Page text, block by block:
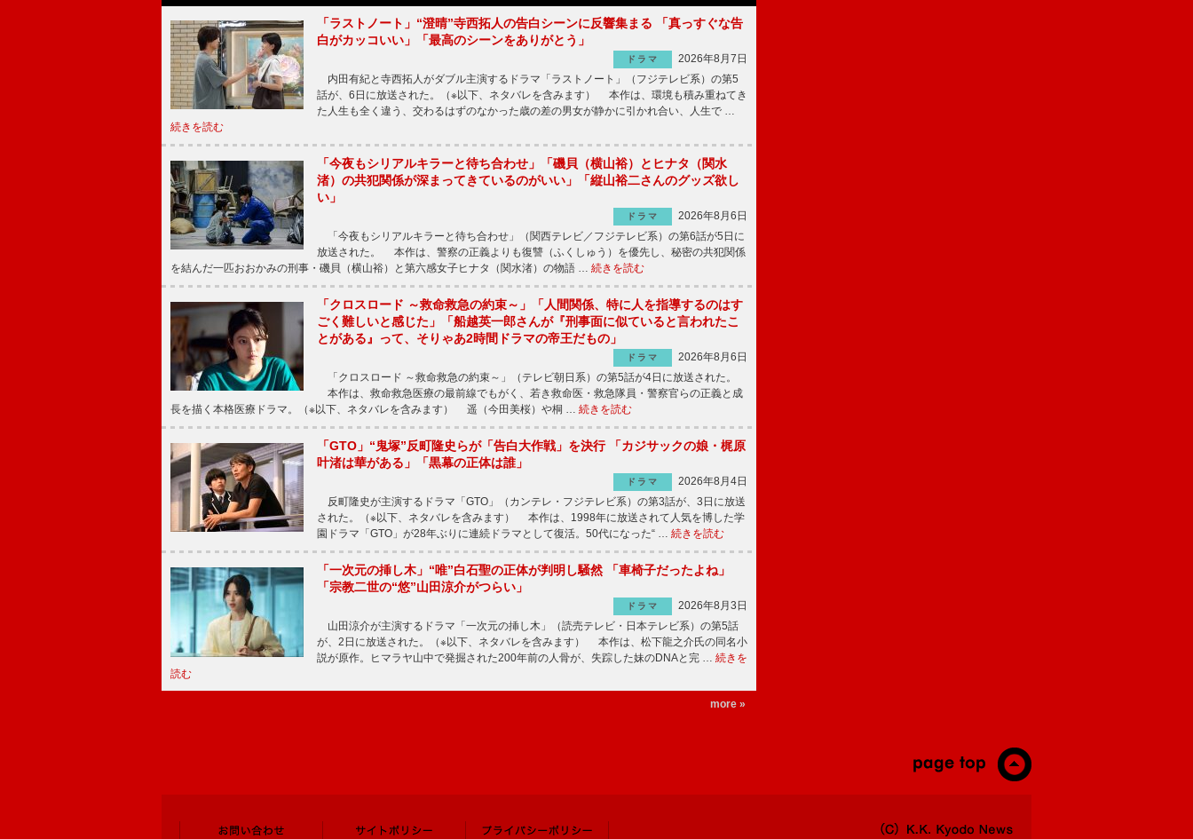
「ラストノート」“澄晴”寺西拓人の告白シーンに反響集まる 「真っすぐな告
白がカッコいい」「最高のシーンをありがとう」
ドラマ
2026年8月7日
内田有紀と寺西拓人がダブル主演するドラマ「ラストノート」（フジテレビ系）の第5
話が、6日に放送された。（※以下、ネタバレを含みます） 本作は、環境も積み重ねてき
た人生も全く違う、交わるはずのなかった歳の差の男女が静かに引かれ合い、人生で …
続きを読む
「今夜もシリアルキラーと待ち合わせ」「磯貝（横山裕）とヒナタ（関水
渚）の共犯関係が深まってきているのがいい」「縦山裕二さんのグッズ欲し
い」
ドラマ
2026年8月6日
「今夜もシリアルキラーと待ち合わせ」（関西テレビ／フジテレビ系）の第6話が5日に
放送された。 本作は、警察の正義よりも復讐（ふくしゅう）を優先し、秘密の共犯関係
を結んだ一匹おおかみの刑事・磯貝（横山裕）と第六感女子ヒナタ（関水渚）の物語 … 続きを読む
「クロスロード ～救命救急の約束～」「人間関係、特に人を指導するのはす
ごく難しいと感じた」「船越英一郎さんが『刑事面に似ていると言われたこ
とがある』って、そりゃあ2時間ドラマの帝王だもの」
ドラマ
2026年8月6日
「クロスロード ～救命救急の約束～」（テレビ朝日系）の第5話が4日に放送された。
本作は、救命救急医療の最前線でもがく、若き救命医・救急隊員・警察官らの正義と成
長を描く本格医療ドラマ。（※以下、ネタバレを含みます） 遥（今田美桜）や桐 … 続きを読む
「GTO」“鬼塚”反町隆史らが「告白大作戦」を決行 「カジサックの娘・梶原
叶渚は華がある」「黒幕の正体は誰」
ドラマ
2026年8月4日
反町隆史が主演するドラマ「GTO」（カンテレ・フジテレビ系）の第3話が、3日に放送
された。（※以下、ネタバレを含みます） 本作は、1998年に放送されて人気を博した学
園ドラマ「GTO」が28年ぶりに連続ドラマとして復活。50代になった“ … 続きを読む
「一次元の挿し木」“唯”白石聖の正体が判明し騒然 「車椅子だったよね」
「宗教二世の“悠”山田涼介がつらい」
ドラマ
2026年8月3日
山田涼介が主演するドラマ「一次元の挿し木」（読売テレビ・日本テレビ系）の第5話
が、2日に放送された。（※以下、ネタバレを含みます） 本作は、松下龍之介氏の同名小
説が原作。ヒマラヤ山中で発掘された200年前の人骨が、失踪した妹のDNAと完 … 続きを
読む
more »